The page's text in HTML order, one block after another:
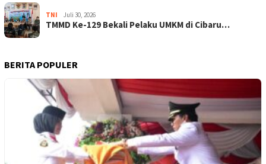
TNI Juli 30, 2026
TMMD Ke-129 Bekali Pelaku UMKM di Cibaru…
BERITA POPULER